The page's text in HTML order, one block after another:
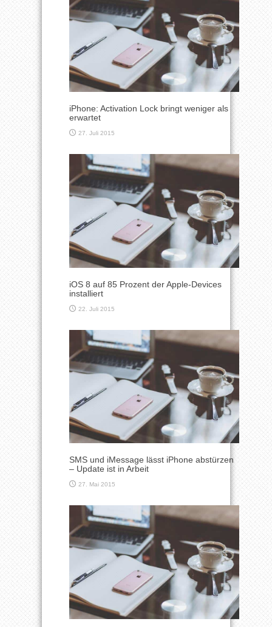
iPhone: Activation Lock bringt weniger als
erwartet
27. Juli 2015
iOS 8 auf 85 Prozent der Apple-Devices
installiert
22. Juli 2015
SMS und iMessage lässt iPhone abstürzen
– Update ist in Arbeit
27. Mai 2015